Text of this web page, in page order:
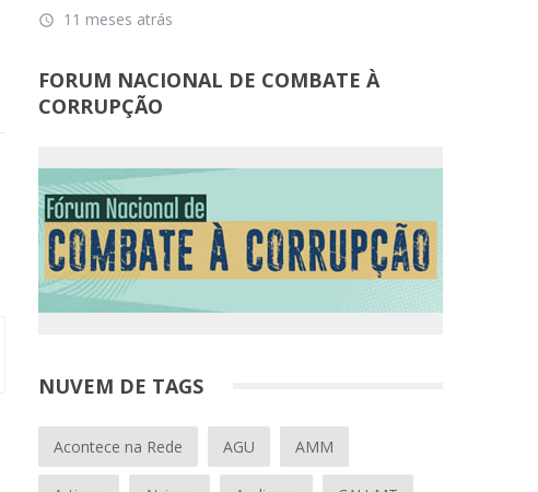
access_time 11 meses atrás
FORUM NACIONAL DE COMBATE À
CORRUPÇÃO
NUVEM DE TAGS
Acontece na Rede AGU AMM